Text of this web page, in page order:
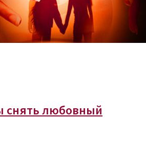
снять любовный